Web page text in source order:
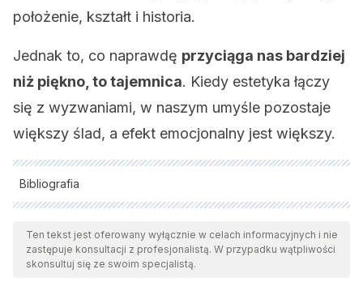
położenie, kształt i historia.
Jednak to, co naprawdę przyciąga nas bardziej
niż piękno, to tajemnica. Kiedy estetyka łączy
się z wyzwaniami, w naszym umyśle pozostaje
większy ślad, a efekt emocjonalny jest większy.
Bibliografia
Wszystkie cytowane źródła zostały gruntownie
przeanalizowane przez nasz zespół w celu zapewnienia ich
jakości, wiarygodności, aktualności i ważności. Bibliografia
Ten tekst jest oferowany wyłącznie w celach informacyjnych i nie
zastępuje konsultacji z profesjonalistą. W przypadku wątpliwości
skonsultuj się ze swoim specjalistą.